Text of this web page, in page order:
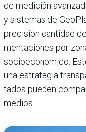
de medición
y sistemas de
precisión cantidad
mentaciones por
socioeconómico.
una estrategia
tados pueden
medios.